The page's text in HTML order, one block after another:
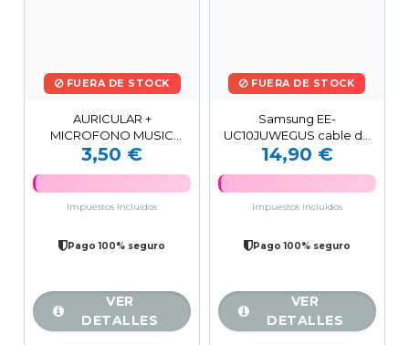
FUERA DE STOCK
AURICULAR +
MICROFONO MUSIC
NEGRO
3,50 €
Impuestos incluidos
Pago 100% seguro
VER
DETALLES
FUERA DE STOCK
Samsung EE-
UC10JUWEGUS cable de
audio USB Blanco
14,90 €
Impuestos incluidos
Pago 100% seguro
VER
DETALLES